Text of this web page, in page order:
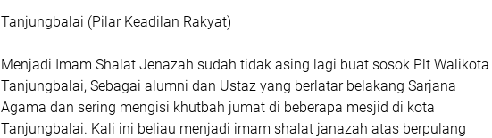
Tanjungbalai (Pilar Keadilan Rakyat)
Menjadi Imam Shalat Jenazah sudah tidak asing lagi buat sosok Plt Walikota
Tanjungbalai, Sebagai alumni dan Ustaz yang berlatar belakang Sarjana
Agama dan sering mengisi khutbah jumat di beberapa mesjid di kota
Tanjungbalai. Kali ini beliau menjadi imam shalat janazah atas berpulang